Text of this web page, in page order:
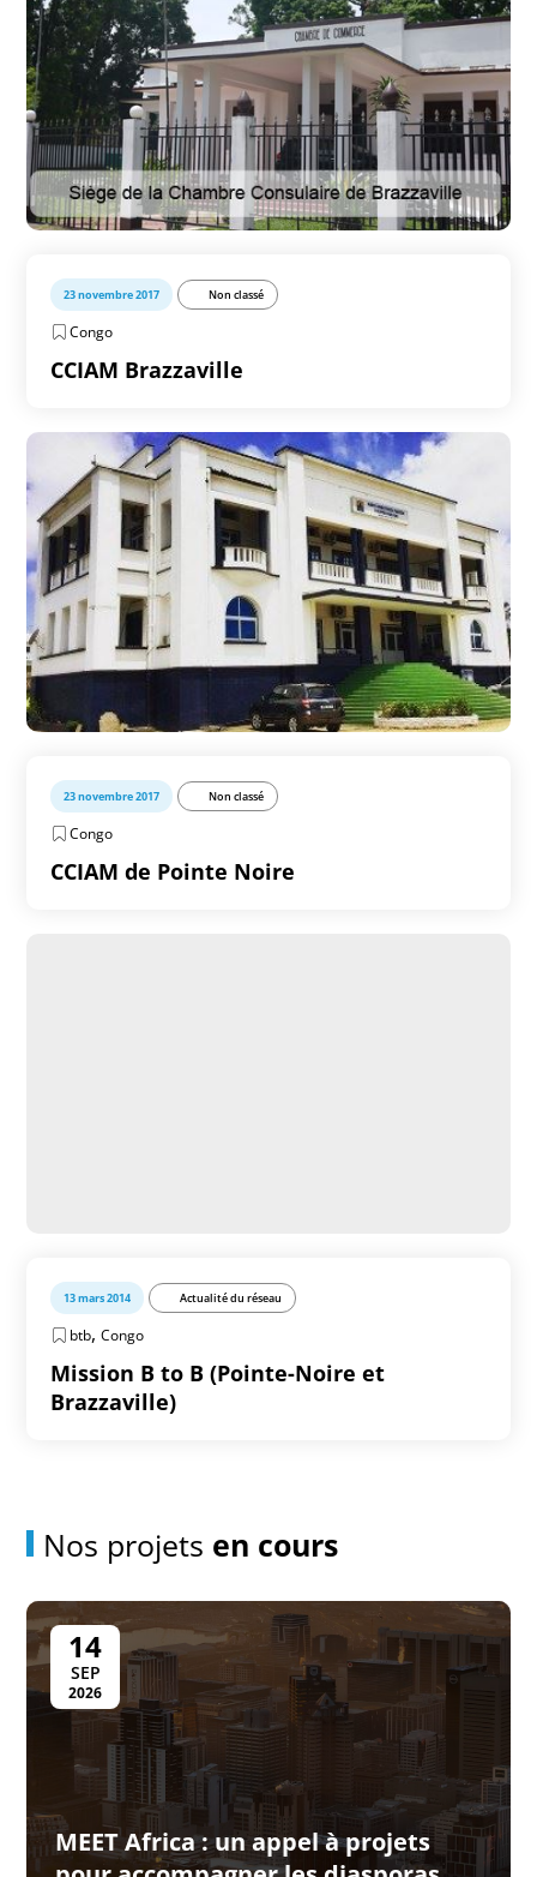
23 novembre 2017 Non classé
Congo
CCIAM Brazzaville
23 novembre 2017 Non classé
Congo
CCIAM de Pointe Noire
13 mars 2014 Actualité du réseau
btb,Congo
Mission B to B (Pointe-Noire et
Brazzaville)
Nos projets en cours
14
SEP
2026
MEET Africa : un appel à projets